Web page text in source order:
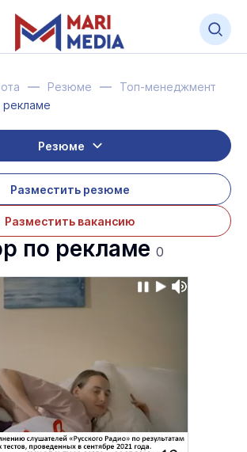
Резюме
Топ-менеджмент
Разместить резюме
Разместить вакансию
Резюме
по рекламе 0